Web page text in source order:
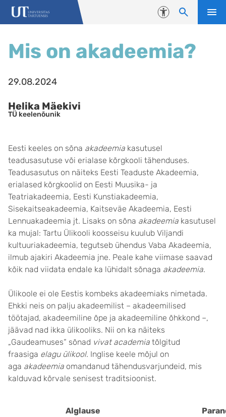
Liigu edasi põhisisu juurde
Juurdepääsetavus
Mis on akadeemia?
29.08.2024
Helika Mäekivi
TÜ keelenõunik
Eesti keeles on sõna akadeemia kasutusel
teadusasutuse või erialase kõrgkooli tähenduses.
Teadusasutus on näiteks Eesti Teaduste Akadeemia,
erialased kõrgkoolid on Eesti Muusika- ja
Teatriakadeemia, Eesti Kunstiakadeemia,
Sisekaitseakadeemia, Kaitseväe Akadeemia, Eesti
Lennuakadeemia jt. Lisaks on sõna akadeemia kasutusel
ka mujal: Tartu Ülikooli koosseisu kuulub Viljandi
kultuuriakadeemia, tegutseb ühendus Vaba Akadeemia,
ilmub ajakiri Akadeemia jne. Peale kahe viimase saavad
kõik nad viidata endale ka lühidalt sõnaga akadeemia.
Ülikoole ei ole Eestis kombeks akadeemiaks nimetada.
Ehkki neis on palju akadeemilist – akadeemilised
töötajad, akadeemiline õpe ja akadeemiline õhkkond –,
jäävad nad ikka ülikooliks. Nii on ka näiteks
„Gaudeamuses“ sõnad vivat academia tõlgitud
fraasiga elagu ülikool. Inglise keele mõjul on
aga akadeemia omandanud tähendusvarjundeid, mis
kalduvad kõrvale senisest traditsioonist.
Alglause